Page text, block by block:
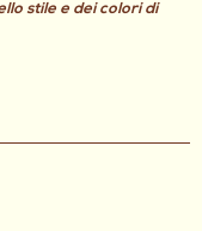
stile e dei colori di